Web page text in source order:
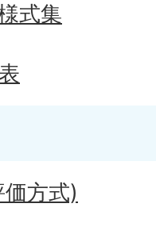
式集
方式)